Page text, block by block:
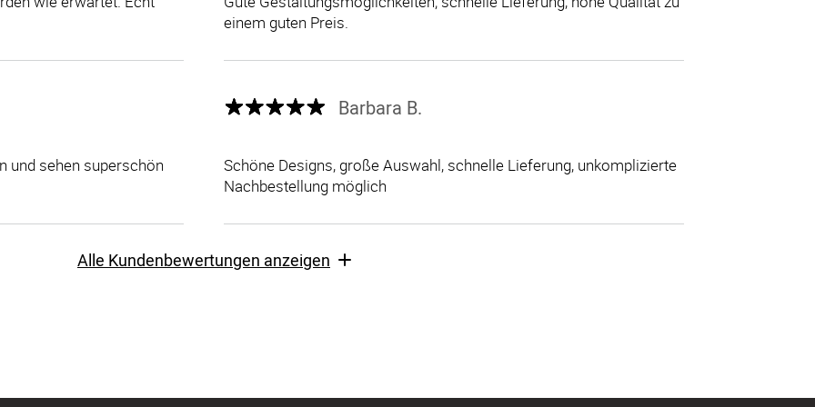
einem guten Preis.
und sehen superschön
Barbara B.
Schöne Designs, große Auswahl, schnelle Lieferung, unkomplizierte
Nachbestellung möglich
Alle Kundenbewertungen anzeigen